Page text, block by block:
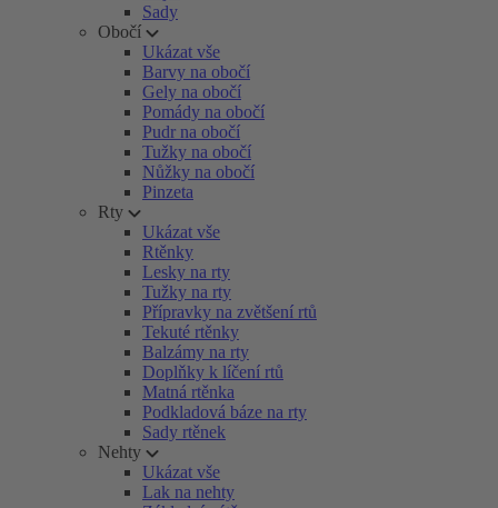
Sady
Obočí
Ukázat vše
Barvy na obočí
Gely na obočí
Pomády na obočí
Pudr na obočí
Tužky na obočí
Nůžky na obočí
Pinzeta
Rty
Ukázat vše
Rtěnky
Lesky na rty
Tužky na rty
Přípravky na zvětšení rtů
Tekuté rtěnky
Balzámy na rty
Doplňky k líčení rtů
Matná rtěnka
Podkladová báze na rty
Sady rtěnek
Nehty
Ukázat vše
Lak na nehty